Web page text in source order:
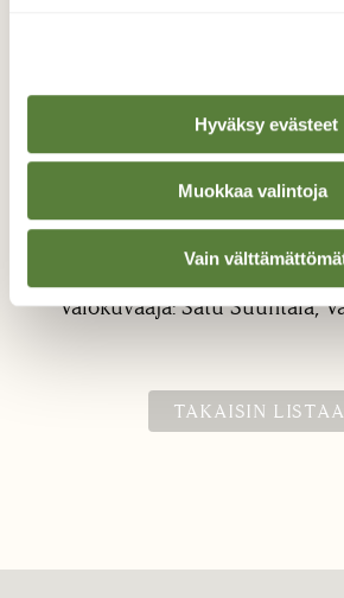
Hyväksy evästeet
Muokkaa valintoja
Vain
Vuokko
Valokuvaaja: Satu Suuntala,
TAKAISIN